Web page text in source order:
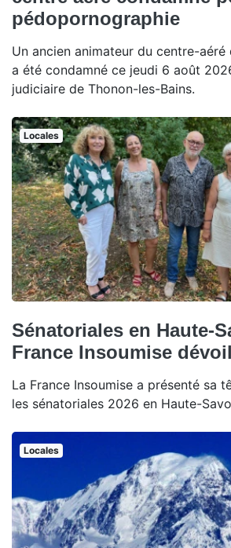
pédopornographie
Un ancien animateur du centre-aéré
a été condamné ce jeudi 6 août
judiciaire de Thonon-les-Bains.
Locales
Sénatoriales en Haute-
France Insoumise
La France Insoumise a présenté sa
les sénatoriales 2026 en Haute-
Locales